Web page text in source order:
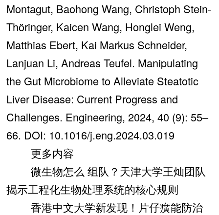
Montagut, Baohong Wang, Christoph Stein-
Thöringer, Kaicen Wang, Honglei Weng,
Matthias Ebert, Kai Markus Schneider,
Lanjuan Li, Andreas Teufel. Manipulating
the Gut Microbiome to Alleviate Steatotic
Liver Disease: Current Progress and
Challenges. Engineering, 2024, 40 (9): 55–
66. DOI: 10.1016/j.eng.2024.03.019
更多内容
微生物怎么 组队？天津大学王灿团队
揭示工程化生物处理系统的核心规则
香港中文大学新发现！片仔癀能防治